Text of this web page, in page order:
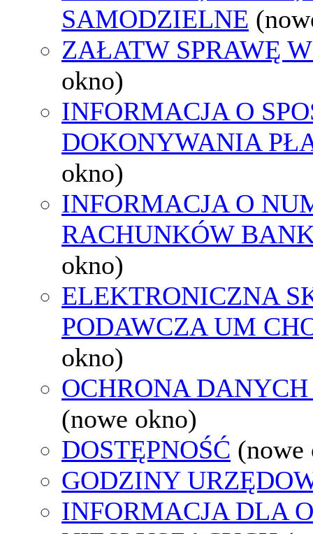
SAMODZIELNE
ZAŁATW SPRAWĘ
okno)
INFORMACJA O
DOKONYWANIA
okno)
INFORMACJA O
RACHUNKÓW
okno)
ELEKTRONICZNA
PODAWCZA UM
okno)
OCHRONA
(nowe okno)
DOSTĘPNOŚĆ (nowe
GODZINY
INFORMACJA DLA